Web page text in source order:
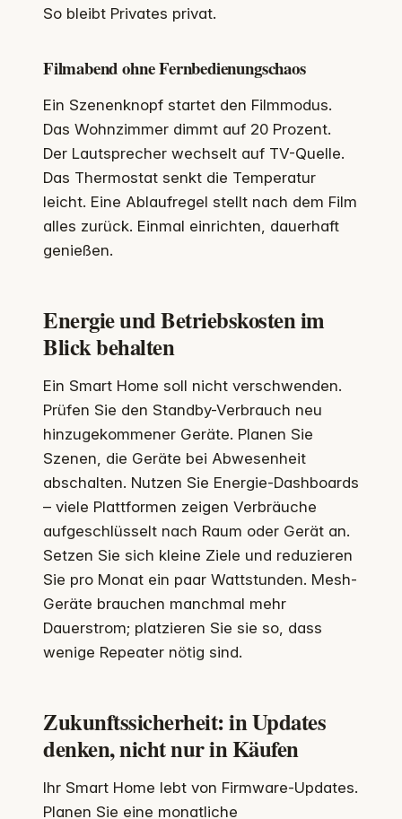
So bleibt Privates privat.
Filmabend ohne Fernbedienungschaos
Ein Szenenknopf startet den Filmmodus.
Das Wohnzimmer dimmt auf 20 Prozent.
Der Lautsprecher wechselt auf TV-Quelle.
Das Thermostat senkt die Temperatur
leicht. Eine Ablaufregel stellt nach dem Film
alles zurück. Einmal einrichten, dauerhaft
genießen.
Energie und Betriebskosten im
Blick behalten
Ein Smart Home soll nicht verschwenden.
Prüfen Sie den Standby-Verbrauch neu
hinzugekommener Geräte. Planen Sie
Szenen, die Geräte bei Abwesenheit
abschalten. Nutzen Sie Energie-Dashboards
– viele Plattformen zeigen Verbräuche
aufgeschlüsselt nach Raum oder Gerät an.
Setzen Sie sich kleine Ziele und reduzieren
Sie pro Monat ein paar Wattstunden. Mesh-
Geräte brauchen manchmal mehr
Dauerstrom; platzieren Sie sie so, dass
wenige Repeater nötig sind.
Zukunftssicherheit: in Updates
denken, nicht nur in Käufen
Ihr Smart Home lebt von Firmware-Updates.
Planen Sie eine monatliche